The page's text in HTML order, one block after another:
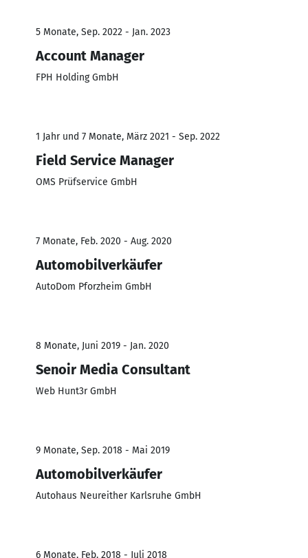
5 Monate, Sep. 2022 - Jan. 2023
Account Manager
FPH Holding GmbH
1 Jahr und 7 Monate, März 2021 - Sep. 2022
Field Service Manager
OMS Prüfservice GmbH
7 Monate, Feb. 2020 - Aug. 2020
Automobilverkäufer
AutoDom Pforzheim GmbH
8 Monate, Juni 2019 - Jan. 2020
Senoir Media Consultant
Web Hunt3r GmbH
9 Monate, Sep. 2018 - Mai 2019
Automobilverkäufer
Autohaus Neureither Karlsruhe GmbH
6 Monate, Feb. 2018 - Juli 2018